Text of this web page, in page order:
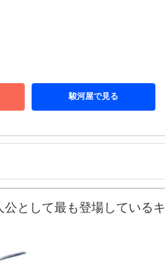
駿河屋で見る
として最も登場しているキ